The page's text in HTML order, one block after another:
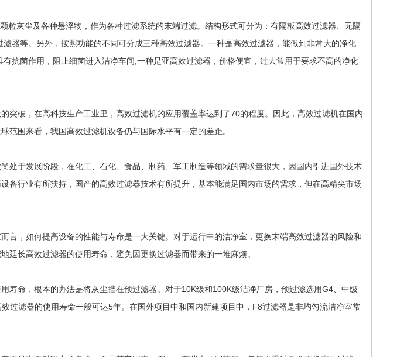
灰尘及各种悬浮物，作为各种过滤系统的末端过滤。结构形式可分为：有隔板高效过滤器、无隔
器等。另外，按照功能的不同可分成三种高效过滤器。一种是高效过滤器，能做到非常大的净化
抗菌作用，阻止细菌进入洁净车间;一种是亚高效过滤器，价格便宜，过去常用于要求不高的净化
破，在高科技生产工业里，高效过滤机的应用覆盖率达到了70的程度。因此，高效过滤机在国内
范围来看，我国高效过滤机设备仍与国际水平有一定的差距。
于发展阶段，在化工、石化、食品、制药、军工制造等领域的需求量很大，因国内引进国外技术
备行业有所扶持，国产的高效过滤器技术有所提升，基本能满足国内市场的需求，但在高精尖市场
，如何提高设备的性能与寿命是一大关键。对于运行中的洁净室，更换末端高效过滤器的风险和
延长高效过滤器的使用寿命，避免因更换过滤器而带来的一堆麻烦。
命，根本的办法是将灰尘挡在预过滤器。对于10K级和100K级洁净厂房，预过滤选用G4、中级
过滤器的使用寿命一般可达5年。在国外项目中和国内新建项目中，F8过滤器是非均匀流洁净室常